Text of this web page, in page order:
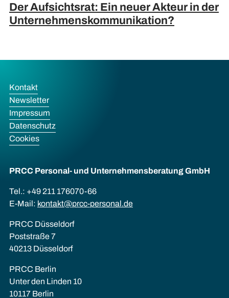
Der Aufsichtsrat: Ein neuer Akteur in der
Unternehmenskommunikation?
Kontakt
Newsletter
Impressum
Datenschutz
Cookies
PRCC Personal- und Unternehmens­beratung GmbH
Tel.: +49 211 176070-66
E-Mail: kontakt@prcc-personal.de
PRCC Düsseldorf
Poststraße 7
40213 Düsseldorf
PRCC Berlin
Unter den Linden 10
10117 Berlin